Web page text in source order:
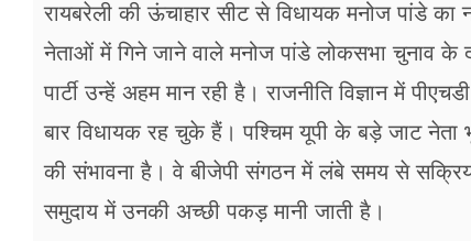
रायबरेली की ऊंचाहार सीट से विधायक मनोज पांडे का
नेताओं में गिने जाने वाले मनोज पांडे लोकसभा चुनाव के
पार्टी उन्हें अहम मान रही है। राजनीति विज्ञान में
बार विधायक रह चुके हैं। पश्चिम यूपी के बड़े जाट नेता
की संभावना है। वे बीजेपी संगठन में लंबे समय से
समुदाय में उनकी अच्छी पकड़ मानी जाती है।